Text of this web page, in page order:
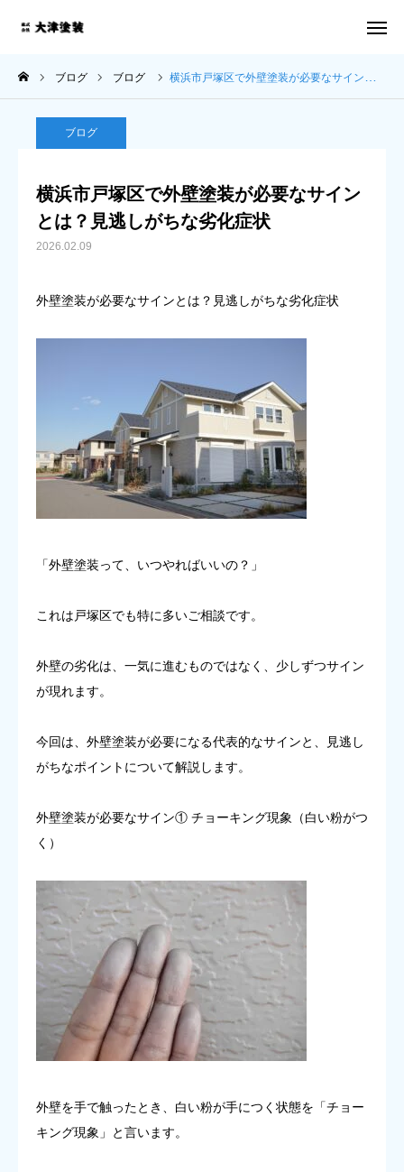
ブログ ブログ 横浜市戸塚区で外壁塗装が必要なサインとは？見逃しがちな劣化症状
ブログ
横浜市戸塚区で外壁塗装が必要なサイン
とは？見逃しがちな劣化症状
2026.02.09
外壁塗装が必要なサインとは？見逃しがちな劣化症状
「外壁塗装って、いつやればいいの？」
これは戸塚区でも特に多いご相談です。
外壁の劣化は、一気に進むものではなく、少しずつサイン
が現れます。
今回は、外壁塗装が必要になる代表的なサインと、見逃し
がちなポイントについて解説します。
外壁塗装が必要なサイン① チョーキング現象（白い粉がつ
く）
外壁を手で触ったとき、白い粉が手につく状態を「チョー
キング現象」と言います。
電話 問合せ メール 問合せ
ホーム
3つの強み
ブログ